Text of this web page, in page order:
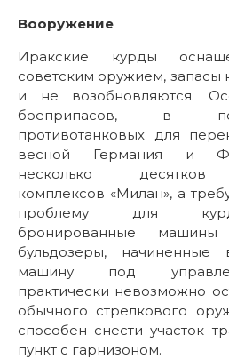
Вооружение
Иракские курды
советским оружием, запасы
и не возобновляются.
боеприпасов, в
противотанковых для
весной Германия и
несколько десятков
комплексов «Милан», а
проблему для
бронированные
бульдозеры, начиненные
машину под
практически невозможно
обычного стрелкового
способен снести участок
пункт с гарнизоном.